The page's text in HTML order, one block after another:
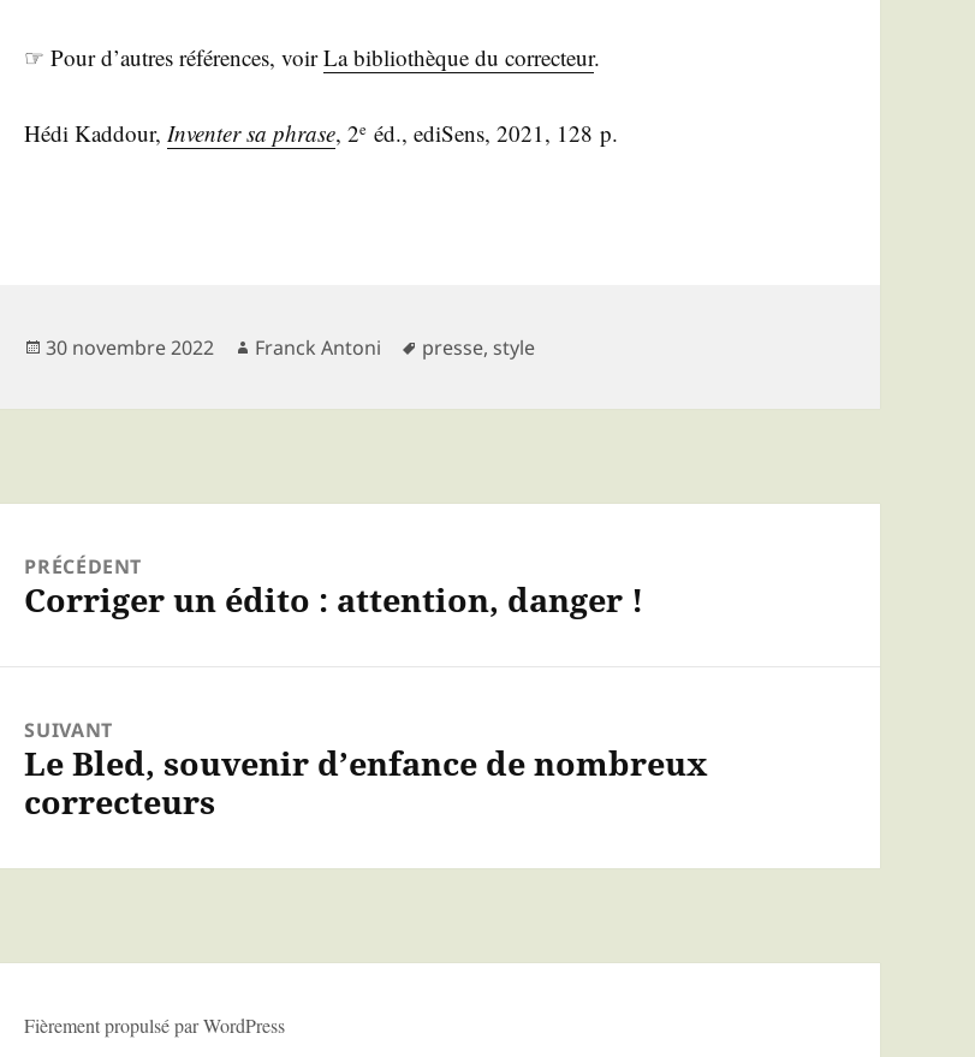
☞ Pour d’autres réfé­rences, voirLa biblio­thèque du cor­rec­teur.
Hédi Kad­dour, Inven­ter sa phrase, 2e éd., edi­Sens, 2021, 128 p.
Publié
30 novembre 2022 Auteur
Franck Antoni
Mots-
presse, style
PRÉCÉDENT
Article
Corriger un édito : attention, danger !
SUIVANT
Article
suivant :
Le Bled, souvenir d’enfance de nombreux
correcteurs
Fièrement propulsé par WordPress